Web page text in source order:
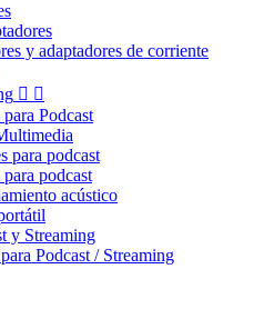
y adaptadores de corriente
 
Podcast
para podcast
podcast
acústico
y Streaming
Podcast / Streaming